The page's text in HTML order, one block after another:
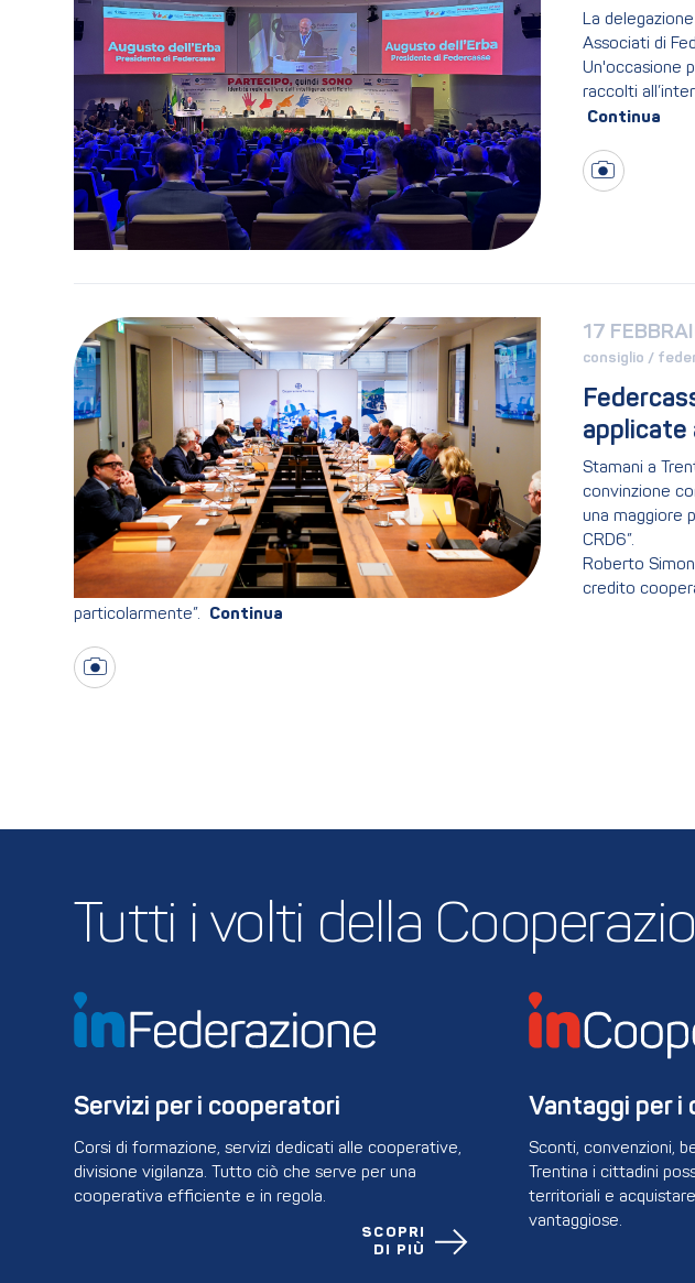
La
Associati di
Un'occasione
raccolti
17
consiglio /
applicate
Stamani a
convinzione
una maggiore
CRD6”.
Roberto
credito
particolarmente”.
Tutti i volti della
Servizi per i cooperatori
Corsi di formazione, servizi dedicati alle cooperative,
divisione vigilanza. Tutto ciò che serve per una
cooperativa efficiente e in regola.
SCOPRI
DI PIÙ
Vantaggi per i
Sconti, convenzioni,
Trentina i cittadini
territoriali e
vantaggiose.